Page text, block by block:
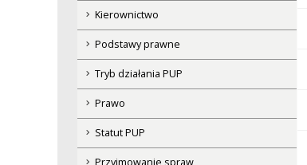
Kierownictwo
Podstawy prawne
Tryb działania PUP
Prawo
Statut PUP
Przyjmowanie spraw